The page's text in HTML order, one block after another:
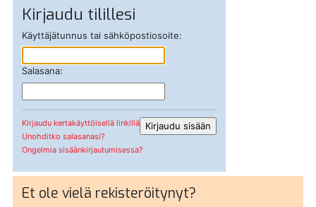
Kirjaudu tilillesi
Käyttäjätunnus tai sähköpostiosoite:
Salasana:
Kirjaudu kertakäyttöisellä linkillä
Unohditko salasanasi?
Ongelmia sisäänkirjautumisessa?
Et ole vielä rekisteröitynyt?